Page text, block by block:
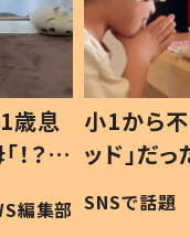
歳息
？」
編集部
小1から不
ッド」だ
作り続
#令和の子
SNSで話題